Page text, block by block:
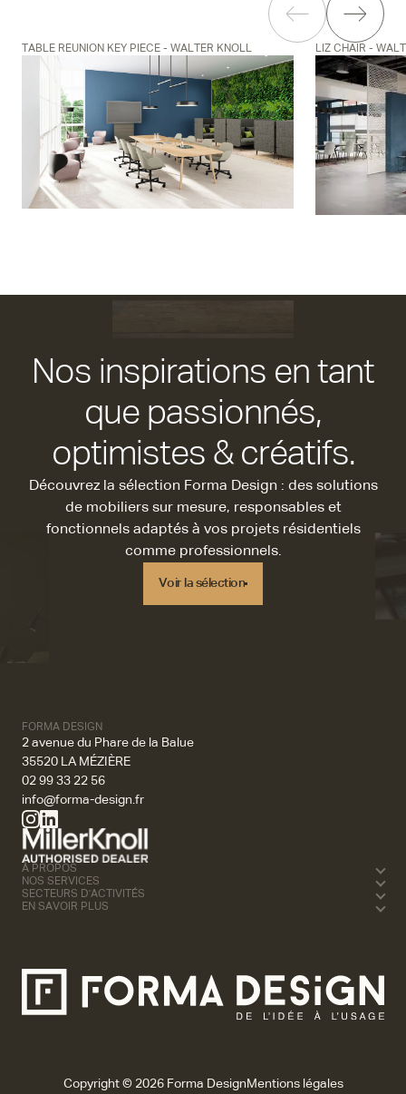
TABLE REUNION KEY PIECE - WALTER KNOLL LIZ CHAIR -
Nos inspirations en tant
que passionnés,
optimistes & créatifs.
Découvrez la sélection Forma Design : des solutions
de mobiliers sur mesure, responsables et
fonctionnels adaptés à vos projets résidentiels
comme professionnels.
Voir la sélection
FORMA DESIGN
2 avenue du Phare de la Balue
35520 LA MÉZIÈRE
02 99 33 22 56
info@forma-design.fr
À PROPOS
NOS SERVICES
SECTEURS D'ACTIVITÉS
EN SAVOIR PLUS
Copyright © 2026 Forma Design Mentions légales